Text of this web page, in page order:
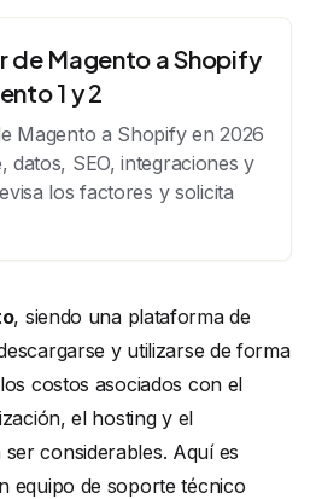
de Magento a Shopify
1 y 2
Magento a Shopify en 2026
datos, SEO, integraciones y
los factores y solicita
, siendo una plataforma de
y utilizarse de forma
costos asociados con el
el hosting y el
considerables. Aquí es
equipo de soporte técnico